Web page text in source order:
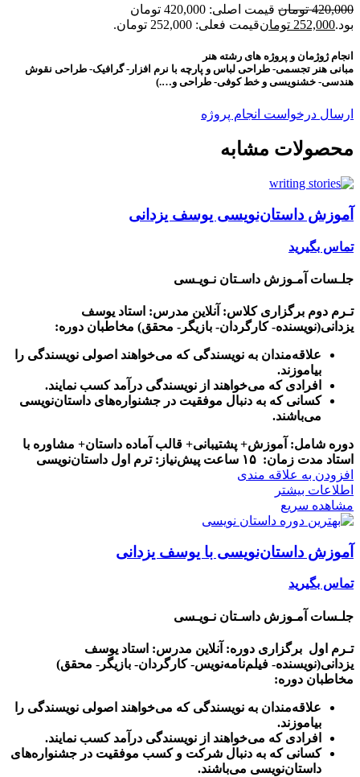
420,000 تومان
قیمت اصلی: 420,000 تومان
بود.252,000 تومانقیمت فعلی: 252,000 تومان.
انجام ژوژمان و پروژه های رشته هنر
مبانی هنر تجسمی- طراحی لباس و پارچه با نرم افزار- گرافیک- طراحی نقوش
هندسی- خشنویسی و خط کوفی- طراحی و….)
ارسال درخواست انجام پروژه
محصولات مشابه
آموزش داستان‌نویسی یوسف یزدانی
تماس بگیرید
جلـسات آمـوزش داسـتان نـویـسی
تـرم دوم برگزاری کلاس: آنلاین مدرس: استاد یوسف
یزدانی(نویسنده- کارگردان- بازیگر- محقق) مخاطبان دوره:
علاقه‌مندان به نویسندگی که می‌خواهند اصولی نویسندگی را
بیاموزند.
افرادی که می‌خواهند از نویسندگی درآمد کسب نمایند.
کسانی که به دنبال موفقیت در جشنواره‌های داستان‌نویسی
می‌باشند.
دوره شامل: آموزش+ پشتیبانی+ قالب آماده داستان+ مشاوره با
استاد مدت زمان: ۱۵ ساعت
پیش‌نیاز: ترم اول داستان‌نویسی
افزودن به علاقه مندی
اطلاعات بیشتر
مشاهده سریع
آموزش داستان‌نویسی با یوسف یزدانی
تماس بگیرید
جلـسات آمـوزش داسـتان نـویـسی
تـرم اول برگزاری دوره: آنلاین مدرس: استاد یوسف
یزدانی(نویسنده- فیلم‌نامه‌نویس- کارگردان- بازیگر- محقق)
مخاطبان دوره:
علاقه‌مندان به نویسندگی که می‌خواهند اصولی نویسندگی را
بیاموزند.
افرادی که می‌خواهند از نویسندگی درآمد کسب نمایند.
کسانی که به دنبال شرکت و کسب موفقیت در جشنواره‌های
داستان‌نویسی می‌باشند.